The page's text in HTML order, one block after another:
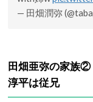
— 田畑潤弥
田畑亜弥の家族
淳平は従兄